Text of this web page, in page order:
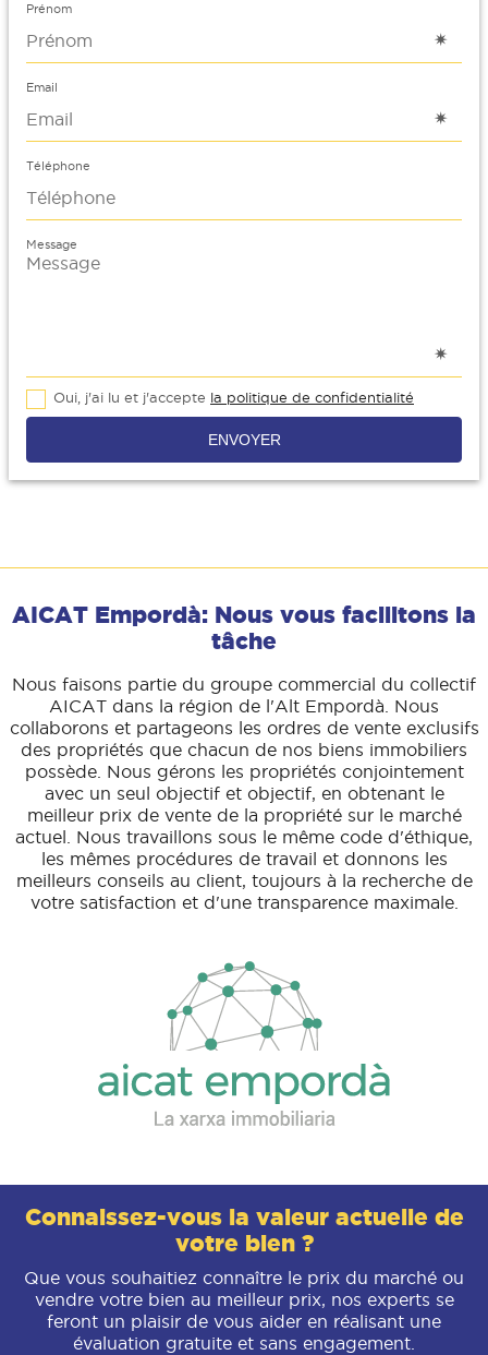
Prénom
Email
Téléphone
Message
Oui, j'ai lu et j'accepte la politique de confidentialité
ENVOYER
AICAT Empordà: Nous vous facilitons la
tâche
Nous faisons partie du groupe commercial du collectif
AICAT dans la région de l'Alt Empordà. Nous
collaborons et partageons les ordres de vente exclusifs
des propriétés que chacun de nos biens immobiliers
possède. Nous gérons les propriétés conjointement
avec un seul objectif et objectif, en obtenant le
meilleur prix de vente de la propriété sur le marché
actuel. Nous travaillons sous le même code d'éthique,
les mêmes procédures de travail et donnons les
meilleurs conseils au client, toujours à la recherche de
votre satisfaction et d'une transparence maximale.
Connaissez-vous la valeur actuelle de
votre bien ?
Que vous souhaitiez connaître le prix du marché ou
vendre votre bien au meilleur prix, nos experts se
feront un plaisir de vous aider en réalisant une
évaluation gratuite et sans engagement.